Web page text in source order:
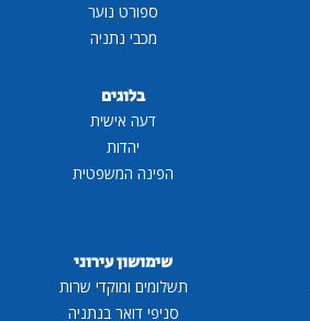
ספורט נוער
מכבי נתניה
בלוגים
דעה אישית
יהדות
הפינה המשפטית
שימושון עירוני
תשלומים ומוקדי שרות
סניפי דואר בנתניה